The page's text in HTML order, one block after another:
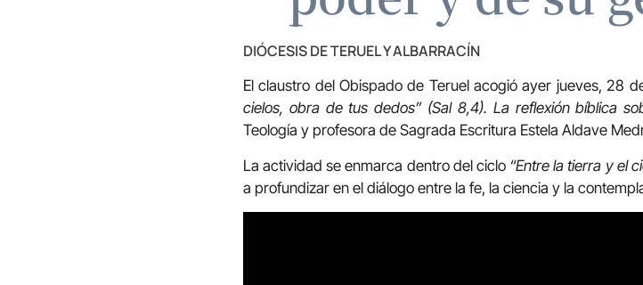
DIÓCESIS DE TERUEL Y ALBARRACÍN
El claustro del Obispado de Teruel acogió ayer jueves, 28
cielos, obra de tus dedos” (Sal 8,4). La reflexión bíblica
Teología y profesora de Sagrada Escritura Estela Aldave
La actividad se enmarca dentro del ciclo “Entre la tierra y el
a profundizar en el diálogo entre la fe, la ciencia y la